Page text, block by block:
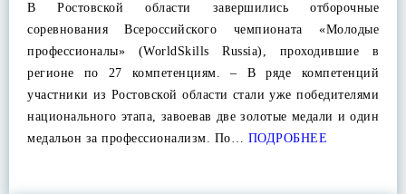
В Ростовской области завершились отборочные
соревнования Всероссийского чемпионата «Молодые
профессионалы» (WorldSkills Russia), проходившие в
регионе по 27 компетенциям. – В ряде компетенций
участники из Ростовской области стали уже победителями
национального этапа, завоевав две золотые медали и один
медальон за профессионализм. По… ПОДРОБНЕЕ